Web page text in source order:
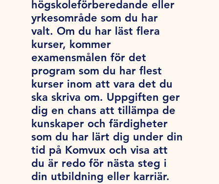
högskoleförberedande eller
yrkesområde som du har
valt. Om du har läst flera
kurser, kommer
examensmålen för det
program som du har flest
kurser inom att vara det du
ska skriva om. Uppgiften ger
dig en chans att tillämpa de
kunskaper och färdigheter
som du har lärt dig under din
tid på Komvux och visa att
du är redo för nästa steg i
din utbildning eller karriär.